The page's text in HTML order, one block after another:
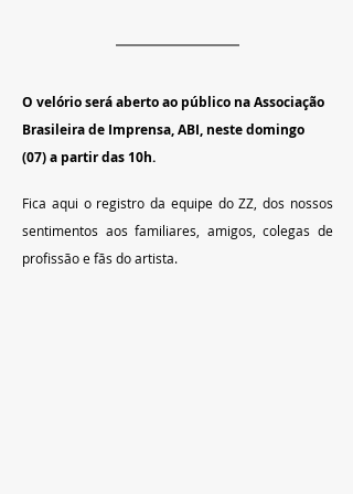
O velório será aberto ao público na Associação
Brasileira de Imprensa, ABI, neste domingo
(07) a partir das 10h.
Fica aqui o registro da equipe do ZZ, dos nossos
sentimentos aos familiares, amigos, colegas de
profissão e fãs do artista.